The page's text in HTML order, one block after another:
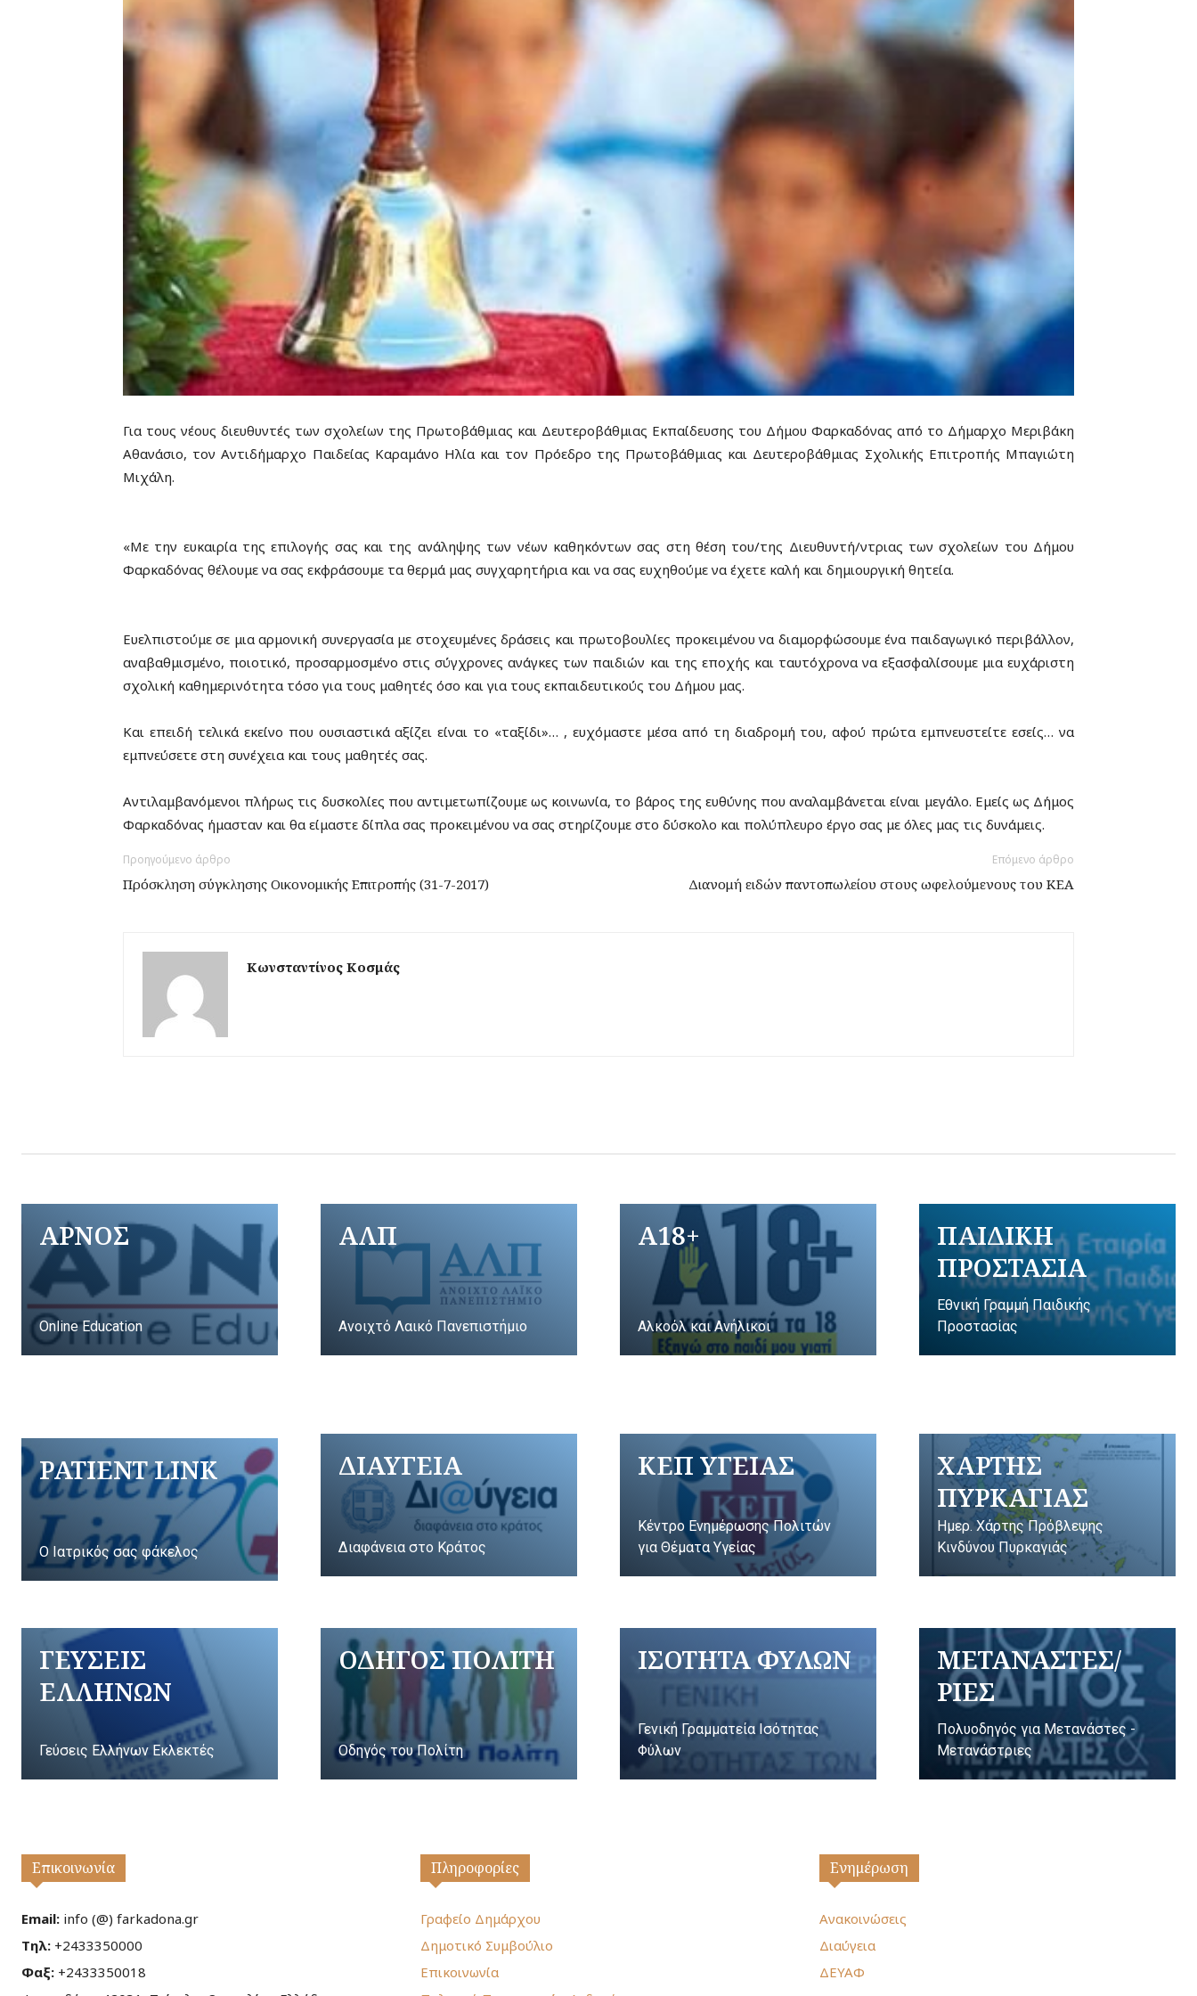
Για τους νέους διευθυντές των σχολείων της Πρωτοβάθμιας και Δευτεροβάθμιας Εκπαίδευσης του Δήμου Φαρκαδόνας από το Δήμαρχο Μεριβάκη
Αθανάσιο, τον Αντιδήμαρχο Παιδείας Καραμάνο Ηλία και τον Πρόεδρο της Πρωτοβάθμιας και Δευτεροβάθμιας Σχολικής Επιτροπής Μπαγιώτη
Μιχάλη.
«Με την ευκαιρία της επιλογής σας και της ανάληψης των νέων καθηκόντων σας στη θέση του/της Διευθυντή/ντριας των σχολείων του Δήμου
Φαρκαδόνας θέλουμε να σας εκφράσουμε τα θερμά μας συγχαρητήρια και να σας ευχηθούμε να έχετε καλή και δημιουργική θητεία.
Ευελπιστούμε σε μια αρμονική συνεργασία με στοχευμένες δράσεις και πρωτοβουλίες προκειμένου να διαμορφώσουμε ένα παιδαγωγικό περιβάλλον,
αναβαθμισμένο, ποιοτικό, προσαρμοσμένο στις σύγχρονες ανάγκες των παιδιών και της εποχής και ταυτόχρονα να εξασφαλίσουμε μια ευχάριστη
σχολική καθημερινότητα τόσο για τους μαθητές όσο και για τους εκπαιδευτικούς του Δήμου μας.
Και επειδή τελικά εκείνο που ουσιαστικά αξίζει είναι το «ταξίδι»… , ευχόμαστε μέσα από τη διαδρομή του, αφού πρώτα εμπνευστείτε εσείς… να
εμπνεύσετε στη συνέχεια και τους μαθητές σας.
Αντιλαμβανόμενοι πλήρως τις δυσκολίες που αντιμετωπίζουμε ως κοινωνία, το βάρος της ευθύνης που αναλαμβάνεται είναι μεγάλο. Εμείς ως Δήμος
Φαρκαδόνας ήμασταν και θα είμαστε δίπλα σας προκειμένου να σας στηρίζουμε στο δύσκολο και πολύπλευρο έργο σας με όλες μας τις δυνάμεις.
Προηγούμενο άρθρο
Πρόσκληση σύγκλησης Οικονομικής Επιτροπής (31-7-2017)
Επόμενο άρθρο
Διανομή ειδών παντοπωλείου στους ωφελούμενους του ΚΕΑ
Κωνσταντίνος Κοσμάς
ΑΡΝΟΣ
Online Education
ΑΛΠ
Ανοιχτό Λαικό Πανεπιστήμιο
A18+
Αλκοόλ και Ανήλικοι
ΠΑΙΔΙΚΗ
ΠΡΟΣΤΑΣΙΑ
Εθνική Γραμμή Παιδικής
Προστασίας
PATIENT LINK
Ο Ιατρικός σας φάκελος
ΔΙΑΥΓΕΙΑ
Διαφάνεια στο Κράτος
ΚΕΠ ΥΓΕΙΑΣ
Κέντρο Ενημέρωσης Πολιτών
για Θέματα Υγείας
ΧΑΡΤΗΣ
ΠΥΡΚΑΓΙΑΣ
Ημερ. Χάρτης Πρόβλεψης
Κινδύνου Πυρκαγιάς
ΓΕΥΣΕΙΣ
ΕΛΛΗΝΩΝ
Γεύσεις Ελλήνων Εκλεκτές
ΟΔΗΓΟΣ ΠΟΛΙΤΗ
Οδηγός του Πολίτη
ΙΣΟΤΗΤΑ ΦΥΛΩΝ
Γενική Γραμματεία Ισότητας
Φύλων
ΜΕΤΑΝΑΣΤΕΣ/
ΡΙΕΣ
Πολυοδηγός για Μετανάστες -
Μετανάστριες
Επικοινωνία
Email: info (@) farkadona.gr
Τηλ: +2433350000
Φαξ: +2433350018
Πληροφορίες
Γραφείο Δημάρχου
Δημοτικό Συμβούλιο
Επικοινωνία
Ενημέρωση
Ανακοινώσεις
Διαύγεια
ΔΕΥΑΦ